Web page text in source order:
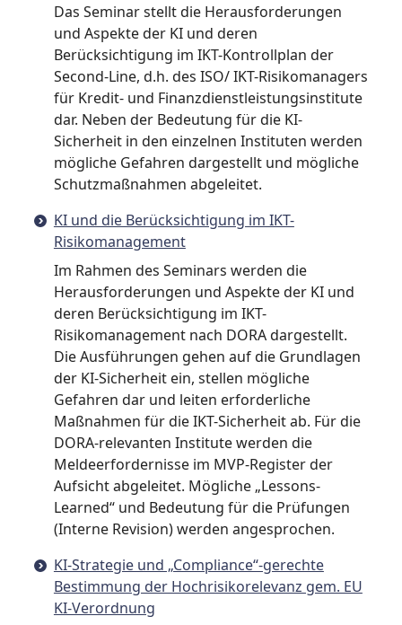
Das Seminar stellt die Herausforderungen
und Aspekte der KI und deren
Berücksichtigung im IKT-Kontrollplan der
Second-Line, d.h. des ISO/ IKT-Risikomanagers
für Kredit- und Finanzdienstleistungsinstitute
dar. Neben der Bedeutung für die KI-
Sicherheit in den einzelnen Instituten werden
mögliche Gefahren dargestellt und mögliche
Schutzmaßnahmen abgeleitet.
KI und die Berücksichtigung im IKT-
Risikomanagement
Im Rahmen des Seminars werden die
Herausforderungen und Aspekte der KI und
deren Berücksichtigung im IKT-
Risikomanagement nach DORA dargestellt.
Die Ausführungen gehen auf die Grundlagen
der KI-Sicherheit ein, stellen mögliche
Gefahren dar und leiten erforderliche
Maßnahmen für die IKT-Sicherheit ab. Für die
DORA-relevanten Institute werden die
Meldeerfordernisse im MVP-Register der
Aufsicht abgeleitet. Mögliche „Lessons-
Learned“ und Bedeutung für die Prüfungen
(Interne Revision) werden angesprochen.
KI-Strategie und „Compliance“-gerechte
Bestimmung der Hochrisikorelevanz gem. EU
KI-Verordnung